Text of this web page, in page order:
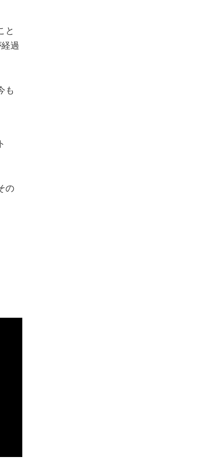
と
過
も
の